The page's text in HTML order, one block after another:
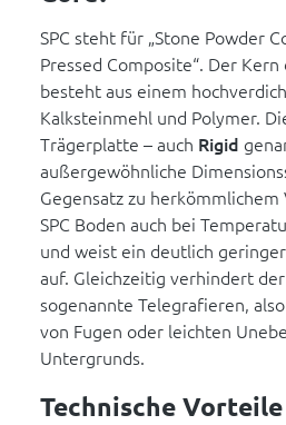
SPC steht für „Stone Powder
Pressed Composite“. Der
besteht aus einem
Kalksteinmehl und Polymer.
Trägerplatte – auch Rigid
außergewöhnliche
Gegensatz zu
SPC Boden auch bei
und weist ein deutlich
auf. Gleichzeitig verhindert
sogenannte Telegrafieren,
von Fugen oder leichten
Untergrunds.
Technische Vorteile